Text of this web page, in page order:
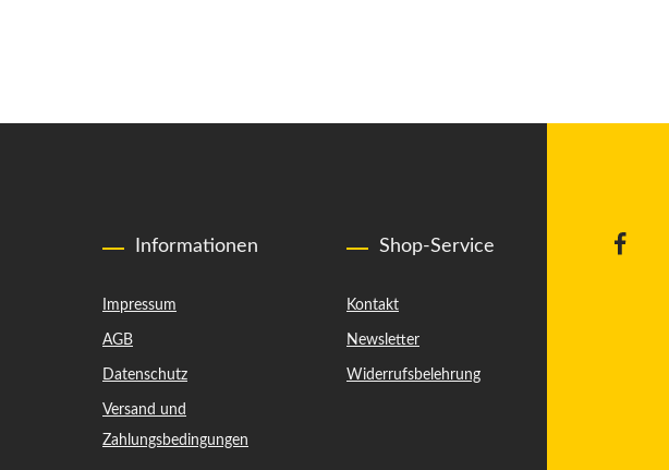
Informationen
Impressum
AGB
Datenschutz
Versand und
Zahlungsbedingungen
Shop-Service
Kontakt
Newsletter
Widerrufsbelehrung